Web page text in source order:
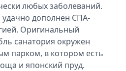
любых заболеваний.
дополнен СПА-
Оригинальный
санатория окружен
парком, в котором есть
и японский пруд.